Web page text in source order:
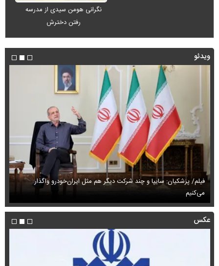
نگرانی هومن سیدی از مدرسه
رفتن دخترش
ویدئو
فیلم/ پزشکیان: سایپا و چند شرکت دیگر هم مثل ایران‌خودرو واگذار
می‌کنیم
عکس